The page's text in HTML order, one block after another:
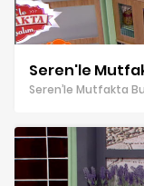
Seren'le
Seren’le Mutfakta